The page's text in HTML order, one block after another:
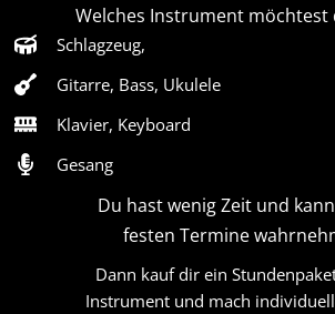
Welches Instrument möchtest
Schlagzeug,
Gitarre, Bass, Ukulele
Klavier, Keyboard
Gesang
Du hast wenig Zeit und
festen Termine
Dann kauf dir ein
Instrument und mach